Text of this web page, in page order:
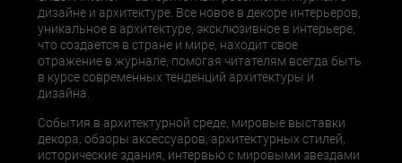
дизайне и архитектуре. Все новое в декоре интерьеров,
уникальное в архитектуре, эксклюзивное в интерьере,
что создается в стране и мире, находит свое
отражение в журнале, помогая читателям всегда быть
в курсе современных тенденций архитектуры и
дизайна.
События в архитектурной среде, мировые выставки
декора, обзоры аксессуаров, архитектурных стилей,
исторические здания, интервью с мировыми звездами